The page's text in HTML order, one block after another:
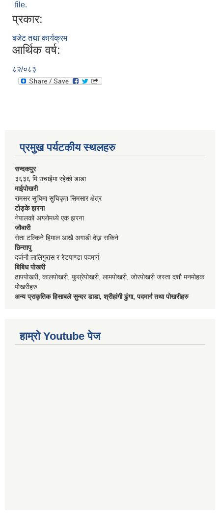
file.
प्रकार:
बजेट तथा कार्यक्रम
आर्थिक वर्ष:
८२/०८३
प्रमुख पर्यटकीय स्थलहरु
सन्दकपुर
३६३६ मि उचाईमा रहेको डाडा
माईपोखरी
रामसर सुचिमा सुचिकृत सिमसार क्षेत्र
टोड्के झरना
नेपालको अग्लोमध्ये एक झरना
जौबारी
सेता टल्किने हिमाल आखै अगाडी देख्न सकिने
छिन्तापु
दर्जनौ लालिगुरास र रेडपाण्डा पदमार्ग
बिबिध पोखरी
ढापपोखरी, कालपोखरी, फुस्रेपोखरी, लामपोखरी, जोरपोखरी जस्ता दशौ मनमोहक
पोखरीहरु
अन्य प्राकृतिक हिसाबले सुन्दर डाडा, श्रीहांगी ढुंगा, पदमार्ग तथा पोखरीहरु
हाम्रो Youtube पेज